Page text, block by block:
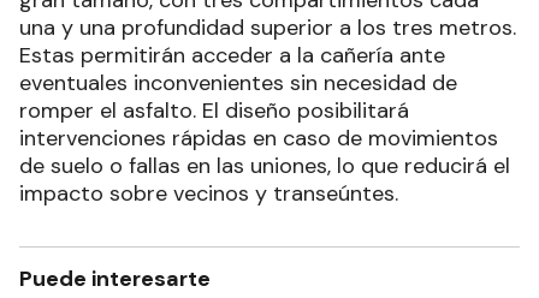
una y una profundidad superior a los tres metros.
Estas permitirán acceder a la cañería ante
eventuales inconvenientes sin necesidad de
romper el asfalto. El diseño posibilitará
intervenciones rápidas en caso de movimientos
de suelo o fallas en las uniones, lo que reducirá el
impacto sobre vecinos y transeúntes.
Puede interesarte